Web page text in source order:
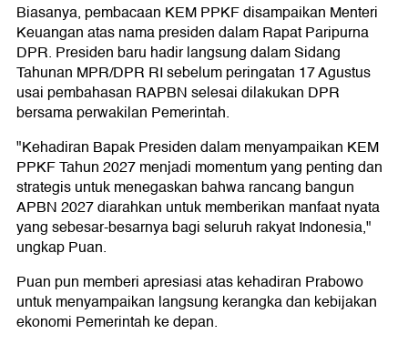
Biasanya, pembacaan KEM PPKF disampaikan Menteri
Keuangan atas nama presiden dalam Rapat Paripurna
DPR. Presiden baru hadir langsung dalam Sidang
Tahunan MPR/DPR RI sebelum peringatan 17 Agustus
usai pembahasan RAPBN selesai dilakukan DPR
bersama perwakilan Pemerintah.
"Kehadiran Bapak Presiden dalam menyampaikan KEM
PPKF Tahun 2027 menjadi momentum yang penting dan
strategis untuk menegaskan bahwa rancang bangun
APBN 2027 diarahkan untuk memberikan manfaat nyata
yang sebesar-besarnya bagi seluruh rakyat Indonesia,"
ungkap Puan.
Puan pun memberi apresiasi atas kehadiran Prabowo
untuk menyampaikan langsung kerangka dan kebijakan
ekonomi Pemerintah ke depan.